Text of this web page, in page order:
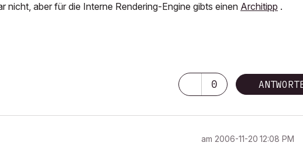
aber für die Interne Rendering-Engine gibts einen Architipp .
0
am ‎2006-11-20 12:08 PM